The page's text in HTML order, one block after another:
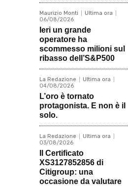
Maurizio Monti
Ultima ora
06/08/2026
Ieri un grande
operatore ha
scommesso milioni sul
ribasso dell’S&P500
La Redazione
Ultima ora
04/08/2026
L’oro è tornato
protagonista. E non è il
solo.
La Redazione
Ultima ora
03/08/2026
Il Certificato
XS3127852856 di
Citigroup: una
occasione da valutare